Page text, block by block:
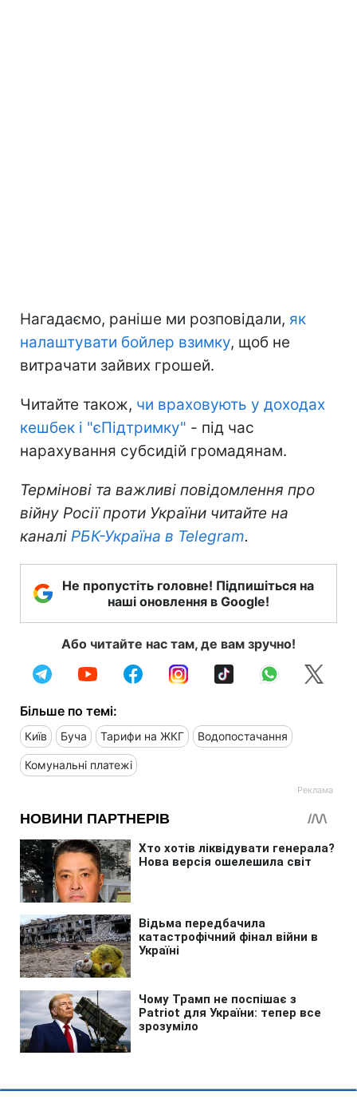
Нагадаємо, раніше ми розповідали, як
налаштувати бойлер взимку, щоб не
витрачати зайвих грошей.
Читайте також, чи враховують у доходах
кешбек і "єПідтримку" - під час
нарахування субсидій громадянам.
Термінові та важливі повідомлення про
війну Росії проти України читайте на
каналі РБК-Україна в Telegram.
Не пропустіть головне! Підпишіться на
наші оновлення в Google!
Або читайте нас там, де вам зручно!
Більше по темі:
Київ Буча Тарифи на ЖКГ Водопостачання
Комунальні платежі